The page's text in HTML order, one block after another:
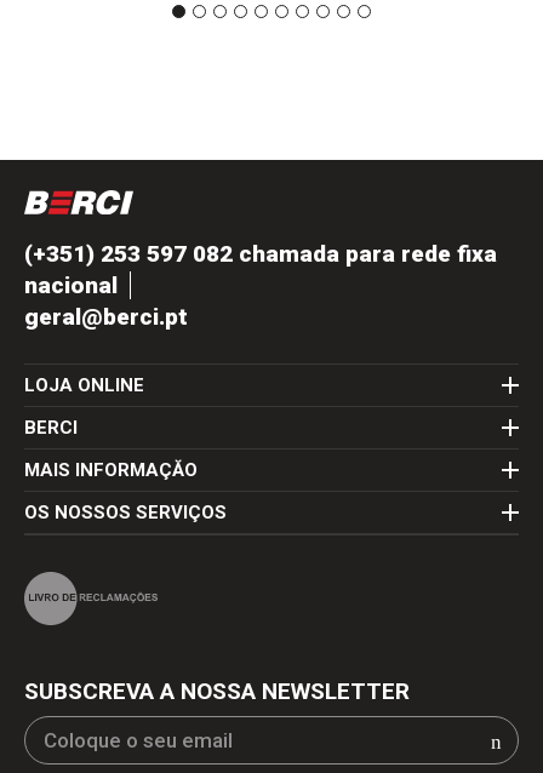
(+351) 253 597 082 chamada para rede fixa
nacional
geral@berci.pt
LOJA ONLINE
BERCI
MAIS INFORMAÇĂO
OS NOSSOS SERVIÇOS
SUBSCREVA A NOSSA NEWSLETTER